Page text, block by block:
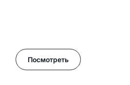
Посмотреть